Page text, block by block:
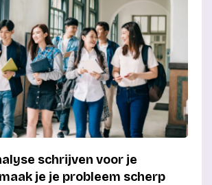
schrijven voor je
je je probleem scherp